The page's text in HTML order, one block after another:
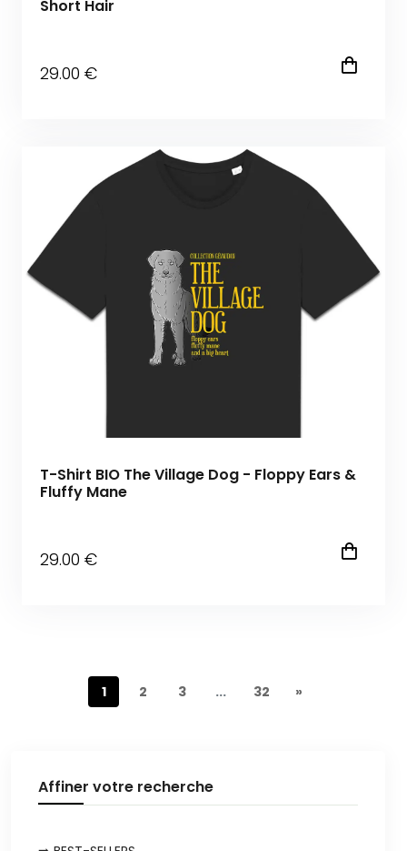
Short Hair
29.00 €
T-Shirt BIO The Village Dog - Floppy Ears &
Fluffy Mane
29.00 €
1 2 3 ... 32 »
Affiner votre recherche